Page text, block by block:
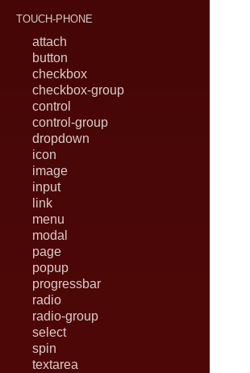
TOUCH-PHONE
attach
button
checkbox
checkbox-group
control
control-group
dropdown
icon
image
input
link
menu
modal
page
popup
progressbar
radio
radio-group
select
spin
textarea